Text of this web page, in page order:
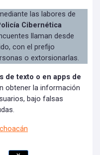
las labores de
Cibernética
llaman desde
con el prefijo
o extorsionarlas.
de texto o en apps de
obtener la información
bajo falsas